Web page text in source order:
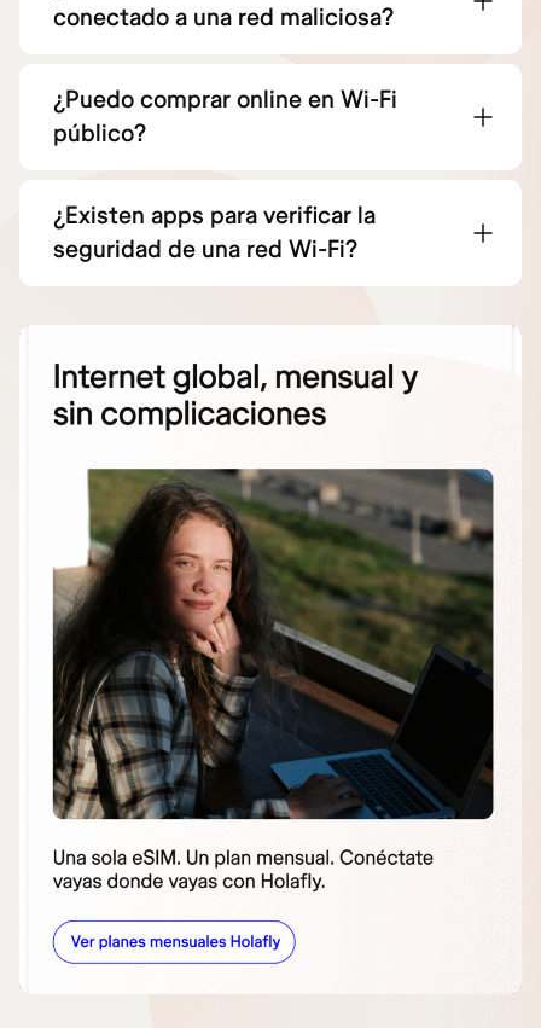
conectado a una red maliciosa?
¿Puedo comprar online en Wi-Fi
público?
¿Existen apps para verificar la
seguridad de una red Wi-Fi?